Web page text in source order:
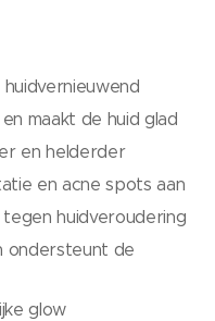
maakt de huid glad
en helderder
en acne spots aan
huidveroudering
ondersteunt de
glow